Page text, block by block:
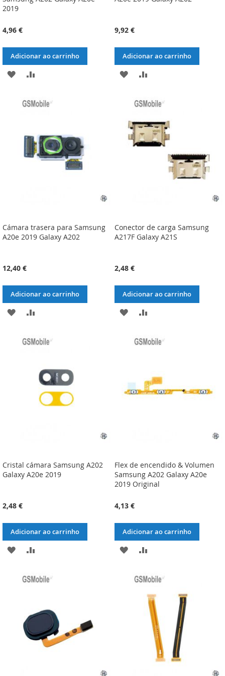
2019
4,96 €
Adicionar ao carrinho
ADICIONAR
LISTA
DESEJOS
COMPARAÇÃO
9,92 €
Adicionar ao carrinho
ADICIONAR
LISTA
DE
DESEJOS
ADICIONAR
COMPARAÇÃO
Cámara trasera para Samsung
A20e 2019 Galaxy A202
12,40 €
Adicionar ao carrinho
ADICIONAR
LISTA
DESEJOS
COMPARAÇÃO
Conector de carga Samsung
A217F Galaxy A21S
2,48 €
Adicionar ao carrinho
ADICIONAR
LISTA
DESEJOS
ADICIONAR
COMPARAÇÃO
Cristal cámara Samsung A202
Galaxy A20e 2019
2,48 €
Adicionar ao carrinho
ADICIONAR
LISTA
DESEJOS
COMPARAÇÃO
Flex de encendido & Volumen
Samsung A202 Galaxy A20e
2019 Original
4,13 €
Adicionar ao carrinho
ADICIONAR
LISTA
DESEJOS
ADICIONAR
COMPARAÇÃO